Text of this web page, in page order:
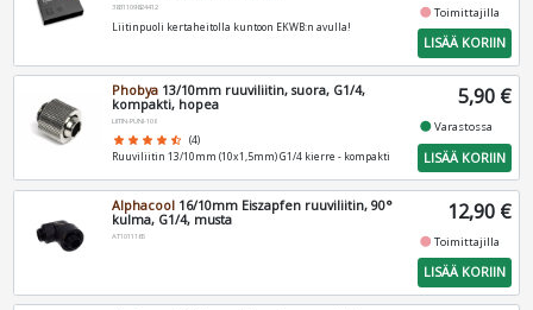
3831109824412
Liitinpuoli kertaheitolla kuntoon EKWB:n avulla!
fiber_manual_recordToimittajilla
LISÄÄ KORIIN
Phobya 13/10mm ruuviliitin, suora, G1/4,
kompakti, hopea
LIITIN-PUNI-108
star star star star star_half (4)
Ruuviliitin 13/10mm (10x1,5mm) G1/4 kierre - kompakti
5,90 €
fiber_manual_recordVarastossa
LISÄÄ KORIIN
Alphacool 16/10mm Eiszapfen ruuviliitin, 90°
kulma, G1/4, musta
AT1011165
12,90 €
fiber_manual_recordToimittajilla
LISÄÄ KORIIN